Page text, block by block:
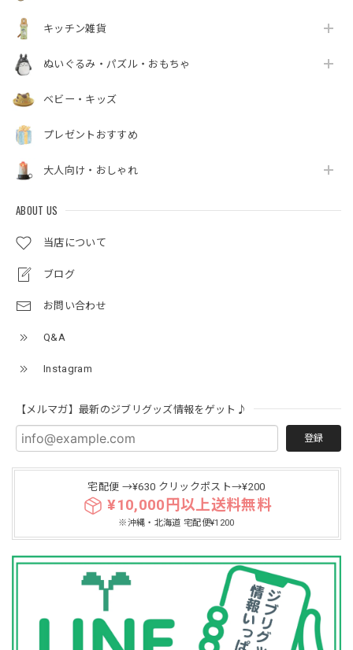
キッチン雑貨
ぬいぐるみ・パズル・おもちゃ
ベビー・キッズ
プレゼントおすすめ
大人向け・おしゃれ
ABOUT US
当店について
ブログ
お問い合わせ
Q&A
Instagram
【メルマガ】最新のジブリグッズ情報をゲット♪
登録
宅配便 →¥630 クリックポスト→¥200
¥10,000円以上送料無料
※沖縄・北海道 宅配便¥1200